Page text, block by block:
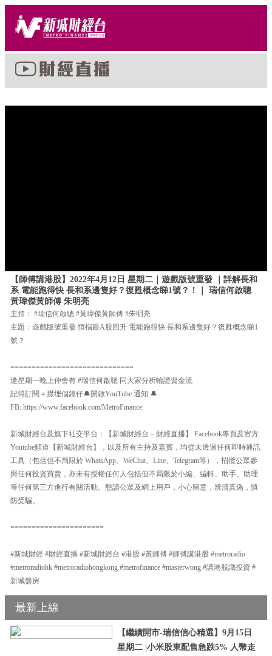
【師傅講港股】2022年4月12日 星期二｜遊戲版號重發 ｜詳解長和
系 電能跑得快 長和系邊隻好？復甦概念睇1號？！｜ 瑞信何啟聰
黃瑋傑黃師傅 朱明亮
主持： #瑞信何啟聰 #黃瑋傑黃師傅 #朱明亮
主題：遊戲版號重發 恒指跟A股回升 電能跑得快 長和系邊隻好？復甦概念睇1
號？
=============================
逢星期一晚上仲會有 #瑞信何啟聰 同大家分析輪證資金流
記得訂閱＋㩒埋個鐘仔🔔開啟YouTube 通知 🔔
FB: https://www.facebook.com/MetroFinance
新城財經台及旗下社交平台：【新城財經台 – 財經直播】 Facebook專頁及官方
Youtube頻道【新城財經台】，以及所有主持及嘉賓，均從未透過任何即時通訊
工具（包括但不局限於 WhatsApp、WeChat、Line、Telegram等），招攬公眾參
與任何投資買賣，亦未有授權任何人包括但不局限於小編、編輯、助手、助理
等任何第三方進行有關活動。懇請公眾及網上用戶，小心留意，辨清真偽，慎
防受騙。
======================
#新城財經 #財經直播 #新城財經台 #港股 #黃師傅 #師傅講港股 #metroradio
#metroradiohk #metroradiohongkong #metrofinance #masterwong #講港股識投資 #
新城盤房
最新上線
【繼續開市-瑞信信心精選】9月15日
星期二 |小米股東配售急跌5% 人幣走